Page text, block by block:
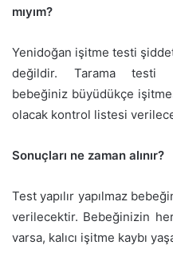
mıyım?
Yenidoğan işitme testi
değildir. Tarama testi
bebeğiniz büyüdükçe
olacak kontrol listesi
Sonuçları ne zaman alınır?
Test yapılır yapılmaz
verilecektir. Bebeğinizin
varsa, kalıcı işitme kaybı